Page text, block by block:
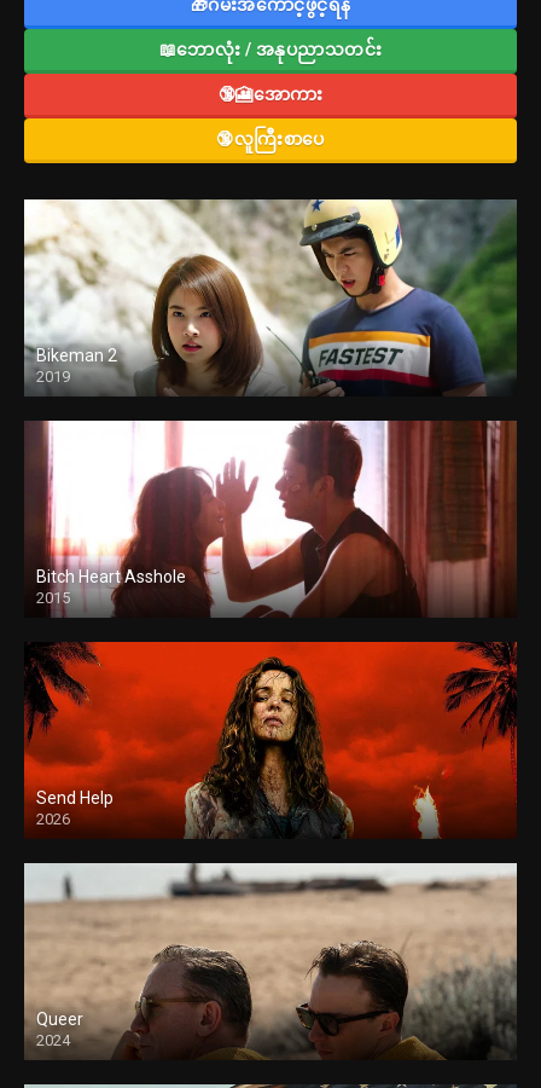
🎁ဂိမ်းအကောင့်ဖွင့်ရန်
📖ဘောလုံး / အနုပညာသတင်း
🔞🎦အောကား
🔞လူကြီးစာပေ
Bikeman 2
2019
Bitch Heart Asshole
2015
Send Help
2026
Queer
2024